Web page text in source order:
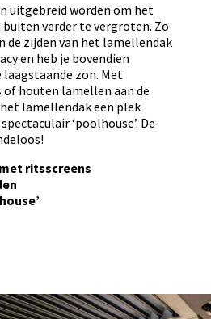
uitgebreid worden om het
verder te vergroten. Zo
de zijden van het lamellendak
en heb je bovendien
zon. Met
of houten lamellen aan de
lamellendak een plek
‘poolhouse’. De
ritsscreens